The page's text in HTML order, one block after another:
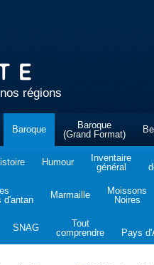
régions
Baroque
Baroque
(Grand Format)
Humour
Inventaire
général
d'antan
Marmaille
Moissons
Noires
SNAG
Tout
comprendre
Pays